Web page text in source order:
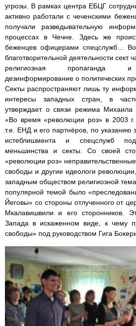
угрозы. В рамках центра ЕБЦГ
активно работали с чеченскими
получали разведывательную
процессах в Чечне. Здесь же
беженцев офицерами спецслужб…
благотворительной деятельности сект
религиозная пропаганда и
дезинформирование о политических
Секты распространяют лишь ту
интересы западных стран, в
утверждает о связи режима Михаила
«Во время «революции роз» в 2003
т.е. ЕНД и его партнёров, по указанию
истеблишмента и спецслужб
меньшинства и секты. Со своей
«революции роз»
свободы и другие идеологи
западным обществом религиозной
популярной темой было
Йеговы» со стороны отлученного от
Мкалавишвили и его сторонников.
Запада в искаженном виде, к чему
свободы» под руководством Гига